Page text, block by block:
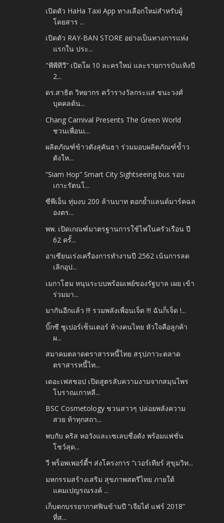
เปิดตัว HaHa Taxi App ทางเลือกใหม่สำหรับผู้
โดยสาร ...
เปิดตัว RAY-BAN STORE อย่างเป็นทางการแห่ง
แรกใน ประ...
"พีพีทีวี” เปิดโผ 10 ละครใหม่ และรายการบันเทิงปี
2...
ดร.สาธิต วิทยากร คว้ารางวัลกระแส ชนะวงศ์
บุคคลต้น...
Chang Carnival Presents The Green World
ชวนเพื่อนเ...
ผลิตภัณฑ์ข้าวตังสุคันธา ร่วมมอบผลิตภัณฑ์ข้้าว
ตังให...
“Siam Hop” Smart City Sightseeing bus รอบ
เกาะรัตนโ...
ซีพีเอ็น ทุ่มงบ 200 ล้านบาท ตอกย้ำแลนด์มาร์คฉล
องตร...
พพ. เปิดเกณฑ์มาตรฐานการใช้ไฟในครัวเรือน ปี
62 ครั้...
อาเซียนเร่งเครื่องการทำงานปี 2562 เน้นการลด
เลิกอุป...
เมกาโฮม หนุนระบบพร้อมเพย์ของรัฐบาล เผย เข้า
ร่วมมา...
มากันอีกแล้ว !!! รวมพลังเพื่อนเจ็ด !!! ฉันก็เจ็ด !...
บิ๊กซี ซูเปอร์เซ็นเตอร์ ห้างคนไทย หัวใจคือลูกค้า
ผ...
สมาคมตลาดตราสารหนี้ไทย สรุปภาวะตลาด
ตราสารหนี้ไท...
เดอะเฟสชอป เปิดสูตรลับความงามจากสมุนไพร
โบราณเกาหลี...
BSC Cosmetology ชวนสาวๆ ปล่อยพลังความ
สวย ท้าทุกสถา...
พบกับ คริส หอวังและเซเลบชื่อดัง พร้อมแฟชั่น
โชว์สุด...
วี พร็อพเพอร์ตี้ฯ ส่งโครงการ “เวอร์เทียร์ สุขุมวิท...
มหกรรมสร้างเสริม สุขภาพสตรีไทย ภายใต้
แคมเปญรณรงค์ ...
เก็บตกบรรยากาศฟินข้ามปี “เจียไต๋ แฟร์ 2018”
ที่ส...